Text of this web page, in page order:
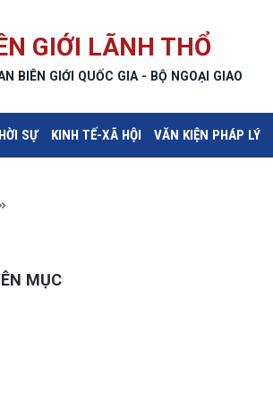
GIỚI LÃNH THỔ
BIÊN GIỚI QUỐC GIA - BỘ NGOẠI GIAO
SỰ KINH TẾ-XÃ HỘI VĂN KIỆN PHÁP LÝ
MỤC